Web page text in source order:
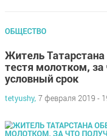
ОБЩЕСТВО
Житель
тестя молотком, за
условный срок
tetyushy, 7 февраля 2019 -